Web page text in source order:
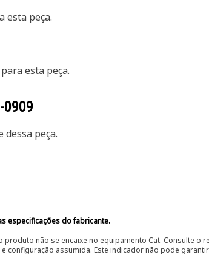
esta peça.
esta peça.
0909
peça.
especificações do fabricante.
não se encaixe no equipamento Cat. Consulte o
configuração assumida. Este indicador não pode